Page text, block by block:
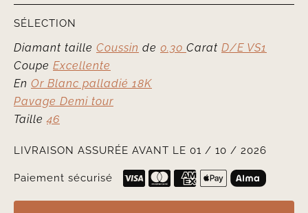
SÉLECTION
Diamant taille Coussin de 0.30 Carat D/E VS1
Coupe Excellente
En Or Blanc palladié 18K
Pavage Demi tour
Taille46
LIVRAISON ASSURÉE AVANT LE 01 / 10 / 2026
Paiement sécurisé